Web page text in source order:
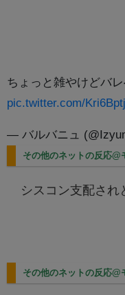
ちょっと雑やけどバ
pic.twitter.com/
— バルバニュ
その他のネットの反応@
シスコン支配され
その他のネットの反応@